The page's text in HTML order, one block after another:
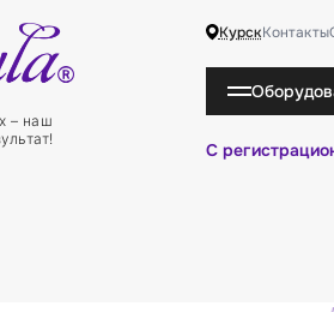
– наш
КурскКонтакты
С